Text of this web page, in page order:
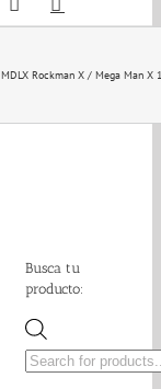
Rockman X / Mega Man X
Busca tu
producto:
de